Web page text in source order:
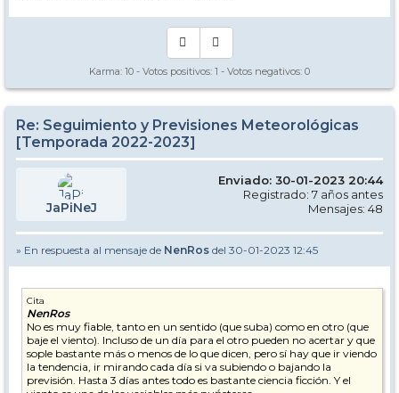
Karma: 10 - Votos positivos: 1 - Votos negativos: 0
Re: Seguimiento y Previsiones Meteorológicas
[Temporada 2022-2023]
JaPiNeJ
Enviado: 30-01-2023 20:44
Registrado: 7 años antes
Mensajes: 48
» En respuesta al mensaje de NenRos del 30-01-2023 12:45
Cita
NenRos
No es muy fiable, tanto en un sentido (que suba) como en otro (que
baje el viento). Incluso de un día para el otro pueden no acertar y que
sople bastante más o menos de lo que dicen, pero sí hay que ir viendo
la tendencia, ir mirando cada día si va subiendo o bajando la
previsión. Hasta 3 días antes todo es bastante ciencia ficción. Y el